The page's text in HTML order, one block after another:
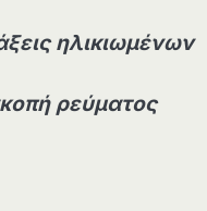
ηλικιωμένων
ρεύματος